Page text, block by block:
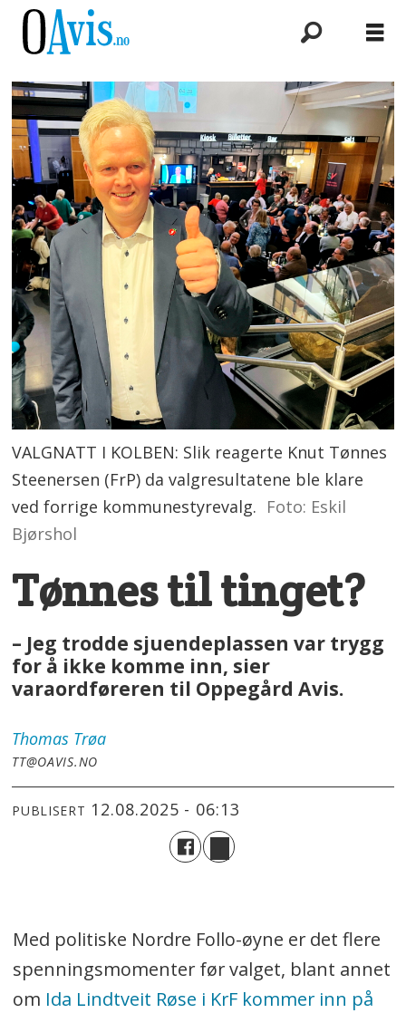
VALGNATT I KOLBEN: Slik reagerte Knut Tønnes
Steenersen (FrP) da valgresultatene ble klare
ved forrige kommunestyrevalg. Foto: Eskil
Bjørshol
Tønnes til tinget?
– Jeg trodde sjuendeplassen var trygg
for å ikke komme inn, sier
varaordføreren til Oppegård Avis.
Thomas Trøa
TT@OAVIS.NO
PUBLISERT 12.08.2025 - 06:13
Med politiske Nordre Follo-øyne er det flere
spenningsmomenter før valget, blant annet
om Ida Lindtveit Røse i KrF kommer inn på